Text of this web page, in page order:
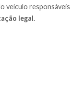
veículo responsáveis
legal.